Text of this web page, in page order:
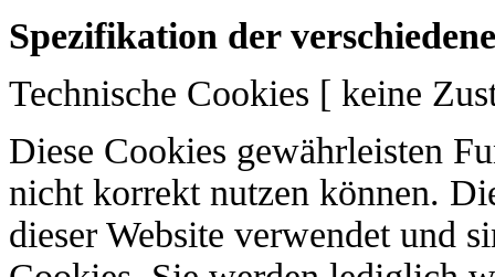
Spezifikation der
Technische Cookies [ keine
Diese Cookies gewährleisten
nicht korrekt nutzen können.
dieser Website verwendet und